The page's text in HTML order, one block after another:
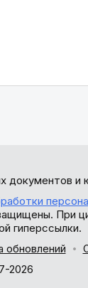
и
При
гиперссылки.
обновлений
2026